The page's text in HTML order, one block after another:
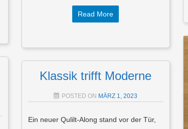
Read More
Klassik trifft Moderne
POSTED ON MÄRZ 1, 2023
Ein neuer Qulilt-Along stand vor der Tür,